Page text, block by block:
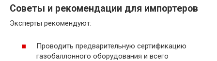
Советы и рекомендации для импортеров
Эксперты рекомендуют:
Проводить предварительную сертификацию
газобаллонного оборудования и всего